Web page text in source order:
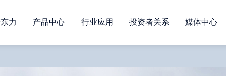
力 产品中心 行业应用 投资者关系 媒体中心